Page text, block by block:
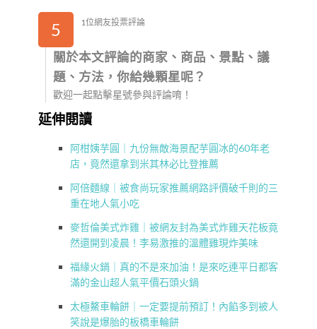
5 1位網友投票評論
關於本文評論的商家、商品、景點、議
題、方法，你給幾顆星呢？
歡迎一起點擊星號參與評論唷！
延伸閱讀
阿柑姨芋圓｜九份無敵海景配芋圓冰的60年老
店，竟然還拿到米其林必比登推薦
阿倍麵線｜被食尚玩家推薦網路評價破千則的三
重在地人氣小吃
麥哲倫美式炸雞｜被網友封為美式炸雞天花板竟
然還開到凌晨！李易激推的溫體雞現炸美味
福緣火鍋｜真的不是來加油！是來吃連平日都客
滿的金山超人氣平價石頭火鍋
太極鰲車輪餅｜一定要提前預訂！內餡多到被人
笑說是爆胎的板橋車輪餅